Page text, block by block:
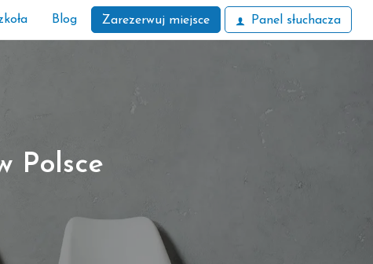
Blog Zarezerwuj miejsce Panel słuchacza
Polsce